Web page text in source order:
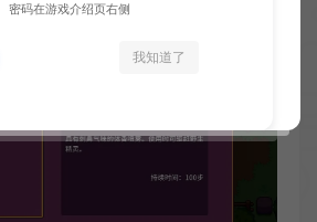
密码在游戏介绍页右侧
我知道了